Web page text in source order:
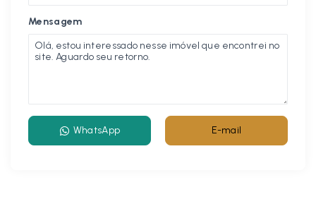
Mensagem
WhatsApp E-mail